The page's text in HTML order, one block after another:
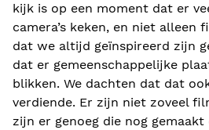
kijk is op een moment dat er
camera’s keken, en niet alleen
dat we altijd geïnspireerd zijn
dat er gemeenschappelijke
blikken. We dachten dat dat
verdiende. Er zijn niet zoveel
zijn er genoeg die nog